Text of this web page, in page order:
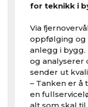
for teknikk i
Via
oppfølging og
anlegg i
og analyserer
sender ut
– Tanken er å
en
alt som skal